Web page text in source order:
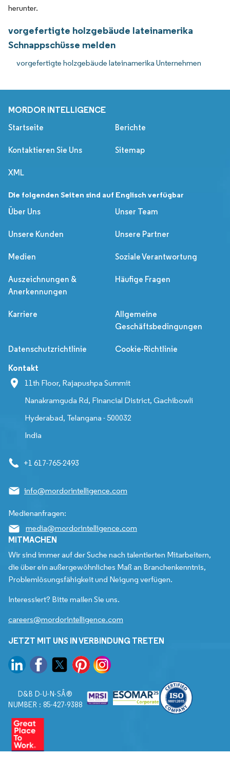
herunter.
vorgefertigte holzgebäude lateinamerika
Schnappschüsse melden
vorgefertigte holzgebäude lateinamerika Unternehmen
MORDOR INTELLIGENCE
Startseite Berichte
Kontaktieren Sie Uns Sitemap
XML
Die folgenden Seiten sind auf Englisch verfügbar
Über Uns
Unser Team
Unsere Kunden Unsere Partner
Medien Soziale Verantwortung
Auszeichnungen &
Anerkennungen
Häufige Fragen
Karriere
Allgemeine
Geschäftsbedingungen
Datenschutzrichtlinie Cookie-Richtlinie
Kontakt
11th Floor, Rajapushpa Summit
Nanakramguda Rd, Financial District, Gachibowli
Hyderabad, Telangana - 500032
India
+1 617-765-2493
info@mordorintelligence.com
Medienanfragen:
media@mordorintelligence.com
MITMACHEN
Wir sind immer auf der Suche nach talentierten Mitarbeitern,
die über ein außergewöhnliches Maß an Branchenkenntnis,
Problemlösungsfähigkeit und Neigung verfügen.
Interessiert? Bitte mailen Sie uns.
careers@mordorintelligence.com
JETZT MIT UNS IN VERBINDUNG TRETEN
D&B D-U-N-SÂ®
NUMBER : 85-427-9388